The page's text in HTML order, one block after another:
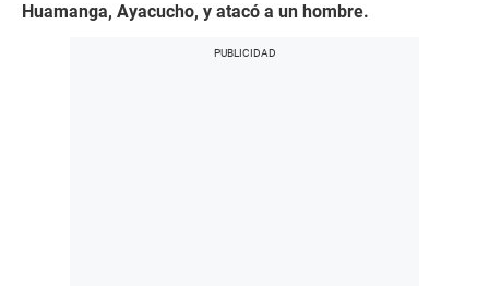
Huamanga, Ayacucho, y atacó a un hombre.